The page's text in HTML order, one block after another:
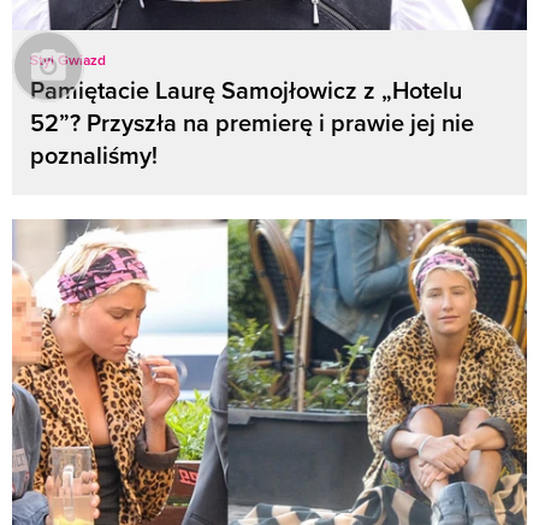
Styl Gwiazd
Pamiętacie Laurę Samojłowicz z „Hotelu
52”? Przyszła na premierę i prawie jej nie
poznaliśmy!